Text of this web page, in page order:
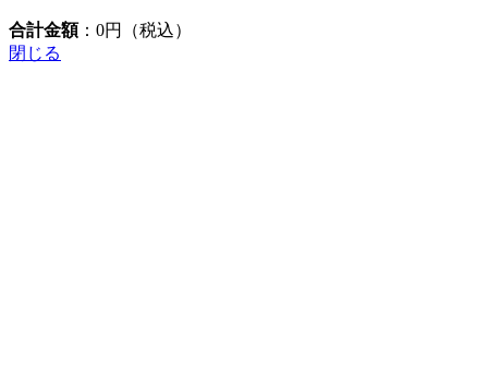
合計金額： 0円（税込）
閉じる